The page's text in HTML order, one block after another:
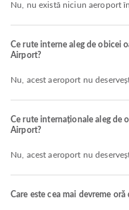
Nu, nu există niciun aeroport
Ce rute interne aleg de obicei
Airport?
Nu, acest aeroport nu
Ce rute internaționale aleg de
Airport?
Nu, acest aeroport nu
Care este cea mai devreme